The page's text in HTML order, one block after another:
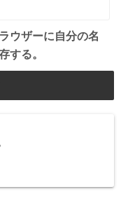
ウザーに自分の名
する。